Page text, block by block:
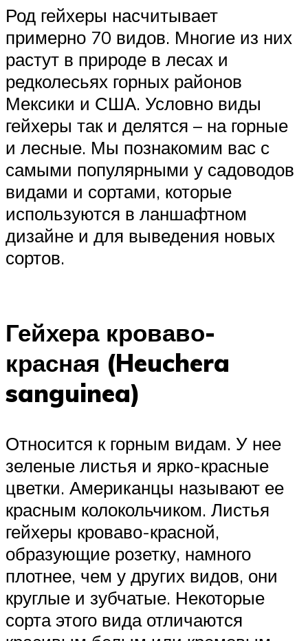
Род гейхеры насчитывает
примерно 70 видов. Многие из них
растут в природе в лесах и
редколесьях горных районов
Мексики и США. Условно виды
гейхеры так и делятся – на горные
и лесные. Мы познакомим вас с
самыми популярными у садоводов
видами и сортами, которые
используются в ланшафтном
дизайне и для выведения новых
сортов.
Гейхера кроваво-
красная (Heuchera
sanguinea)
Относится к горным видам. У нее
зеленые листья и ярко-красные
цветки. Американцы называют ее
красным колокольчиком. Листья
гейхеры кроваво-красной,
образующие розетку, намного
плотнее, чем у других видов, они
круглые и зубчатые. Некоторые
сорта этого вида отличаются